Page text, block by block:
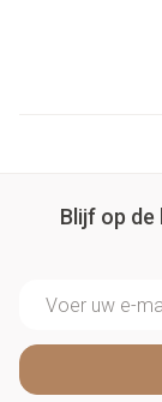
Blijf op